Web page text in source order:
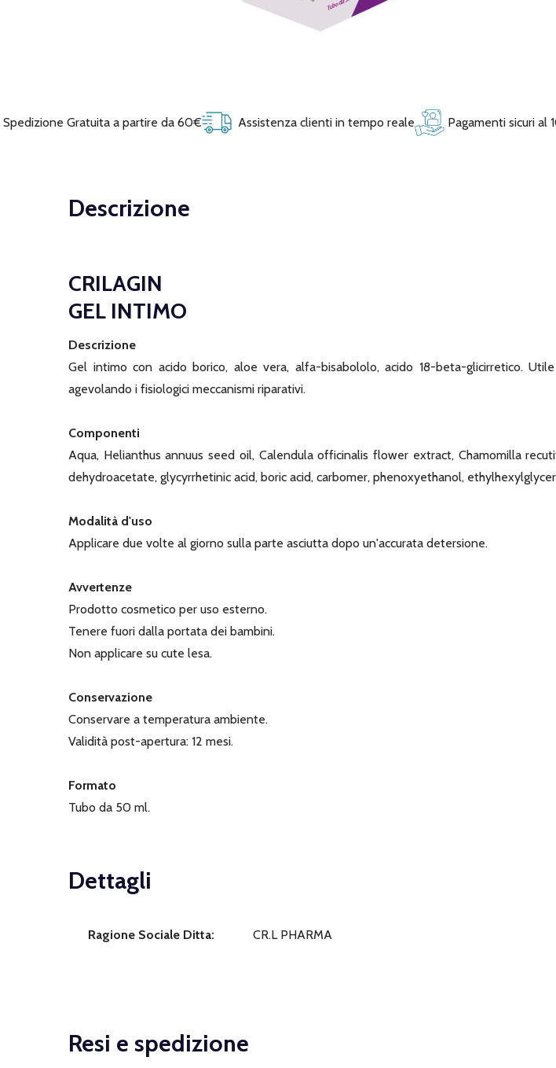
Spedizione Gratuita a partire da 60€ Assistenza clienti in tempo reale Pagamenti sicuri al
Descrizione
CRILAGIN
GEL INTIMO
Descrizione
Gel intimo con acido borico, aloe vera, alfa-bisabololo, acido 18-beta-glicirretico.
agevolando i fisiologici meccanismi riparativi.
Componenti
Aqua, Helianthus annuus seed oil, Calendula officinalis flower extract, Chamomilla
dehydroacetate, glycyrrhetinic acid, boric acid, carbomer, phenoxyethanol,
Modalità d'uso
Applicare due volte al giorno sulla parte asciutta dopo un'accurata detersione.
Avvertenze
Prodotto cosmetico per uso esterno.
Tenere fuori dalla portata dei bambini.
Non applicare su cute lesa.
Conservazione
Conservare a temperatura ambiente.
Validità post-apertura: 12 mesi.
Formato
Tubo da 50 ml.
Dettagli
Ragione Sociale Ditta: CR.L PHARMA
Resi e spedizione